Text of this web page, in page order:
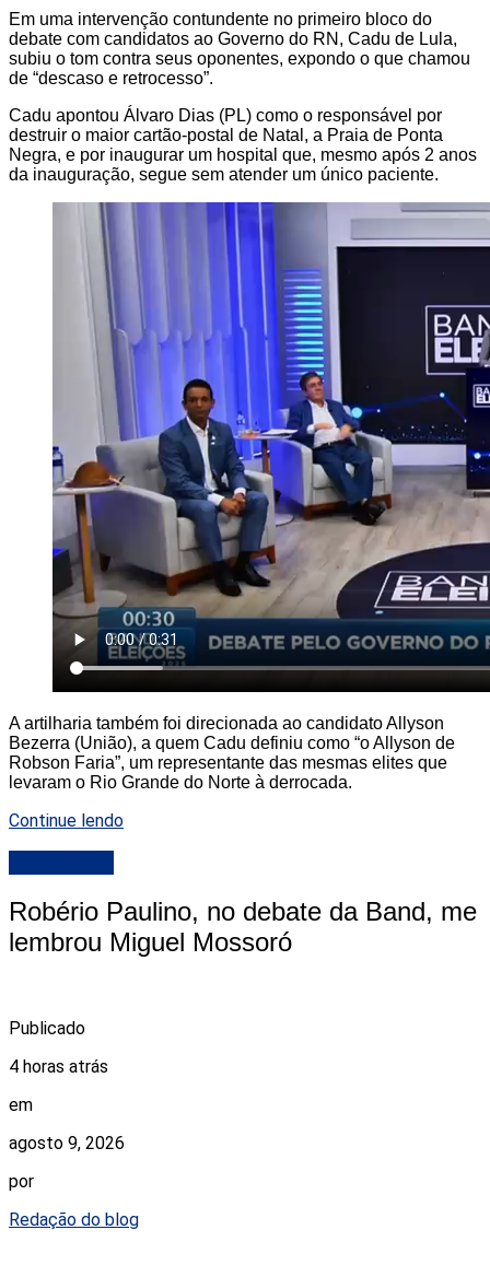
Em uma intervenção contundente no primeiro bloco do
debate com candidatos ao Governo do RN, Cadu de Lula,
subiu o tom contra seus oponentes, expondo o que chamou
de “descaso e retrocesso”.
Cadu apontou Álvaro Dias (PL) como o responsável por
destruir o maior cartão-postal de Natal, a Praia de Ponta
Negra, e por inaugurar um hospital que, mesmo após 2 anos
da inauguração, segue sem atender um único paciente.
A artilharia também foi direcionada ao candidato Allyson
Bezerra (União), a quem Cadu definiu como “o Allyson de
Robson Faria”, um representante das mesmas elites que
levaram o Rio Grande do Norte à derrocada.
Continue lendo
Robério Paulino, no debate da Band, me
lembrou Miguel Mossoró
Publicado
4 horas atrás
em
agosto 9, 2026
por
Redação do blog